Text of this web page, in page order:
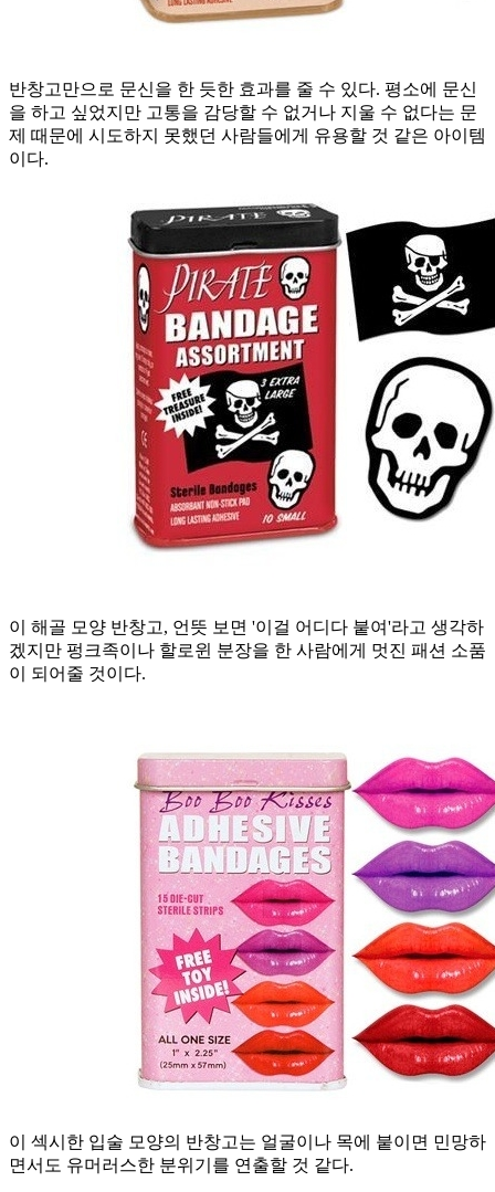
반창고만으로 문신을 한 듯한 효과를 줄 수 있다. 평소에 문신
을 하고 싶었지만 고통을 감당할 수 없거나 지울 수 없다는 문
제 때문에 시도하지 못했던 사람들에게 유용할 것 같은 아이템
이다.
이 해골 모양 반창고, 언뜻 보면 '이걸 어디다 붙여'라고 생각하
겠지만 펑크족이나 할로윈 분장을 한 사람에게 멋진 패션 소품
이 되어줄 것이다.
이 섹시한 입술 모양의 반창고는 얼굴이나 목에 붙이면 민망하
면서도 유머러스한 분위기를 연출할 것 같다.